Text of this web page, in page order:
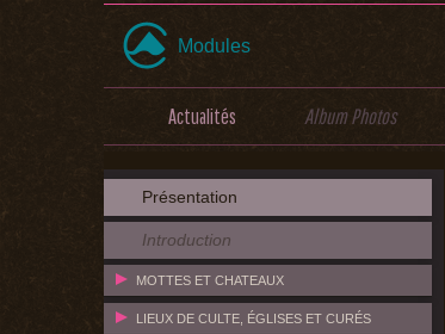
Modules
Actualités Album Photos
Présentation
Introduction
MOTTES ET CHATEAUX
LIEUX DE CULTE, ÉGLISES ET CURÉS